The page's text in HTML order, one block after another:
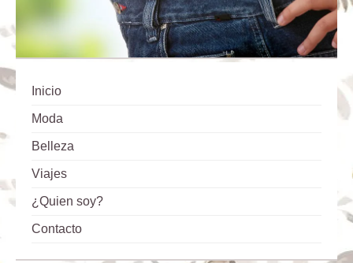
Inicio
Moda
Belleza
Viajes
¿Quien soy?
Contacto